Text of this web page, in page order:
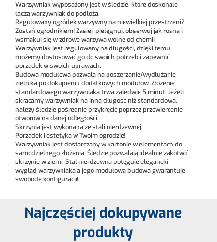
Warzywniak wyposażony jest w śledzie, które doskonale
łączą warzywniak do podłoża.
Regulowany ogródek warzywny na niewielkiej przestrzeni?
Zostań ogrodnikiem! Zasiej, pielęgnuj, obserwuj jak rosną i
wsmakuj się w zdrowe warzywa wolne od chemii.
Warzywniak jest regulowany na długości, dzięki temu
możemy dostosować go do swoich potrzeb i zapewnić
porządek w swoich uprawach.
Budowa modułowa pozwala na poszerzanie/wydłużanie
zielnika po dokupieniu dodatkowych modułów. Złożenie
standardowego warzywniaka trwa zaledwie 5 minut. Jeżeli
skracamy warzywniak na inną długość niż standardowa,
należy śledzie pośrednie przykręcić poprzez przewiercenie
otworów na danej odległości.
Skrzynia jest wykonana ze stali nierdzewnej.
Porządek i estetyka w Twoim ogrodzie!
Warzywniak jest dostarczany w kartonie w elementach do
samodzielnego złożenia. Śledzie pozwalają idealnie zakotwić
skrzynię w ziemi. Stal nierdzewna potęguje elegancki
wygląd warzywniaka a jego modułowa budowa gwarantuje
swobodę konfiguracji!
Najczęściej dokupywane
produkty